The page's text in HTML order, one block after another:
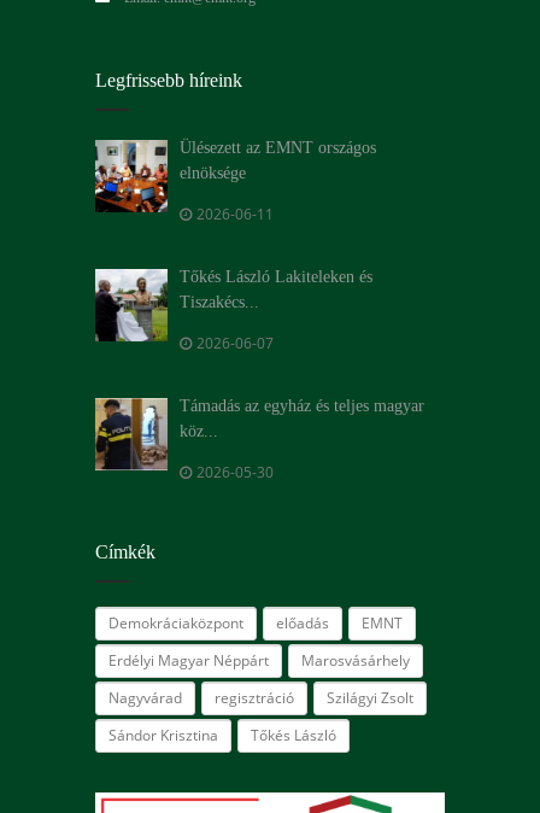
Legfrissebb híreink
Ülésezett az EMNT országos
elnöksége
2026-06-11
Tőkés László Lakiteleken és
Tiszakécs...
2026-06-07
Támadás az egyház és teljes magyar
köz...
2026-05-30
Címkék
Demokráciaközpont előadás
EMNT
Erdélyi Magyar Néppárt
Marosvásárhely
Nagyvárad
regisztráció
Szilágyi Zsolt
Sándor Krisztina
Tőkés László